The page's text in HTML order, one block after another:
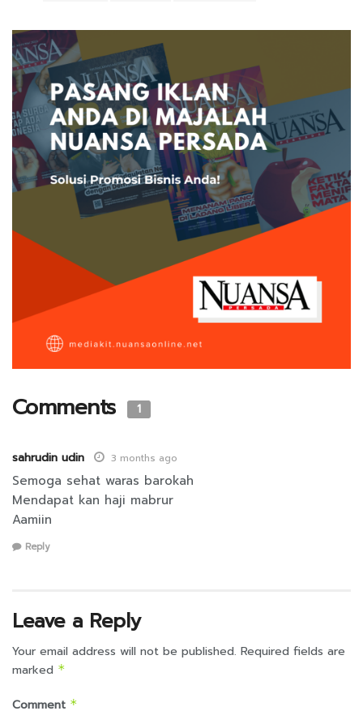
Comments 1
sahrudin udin 3 months ago
Semoga sehat waras barokah
Mendapat kan haji mabrur
Aamiin
Reply
Leave a Reply
Your email address will not be published. Required fields are
marked *
Comment *